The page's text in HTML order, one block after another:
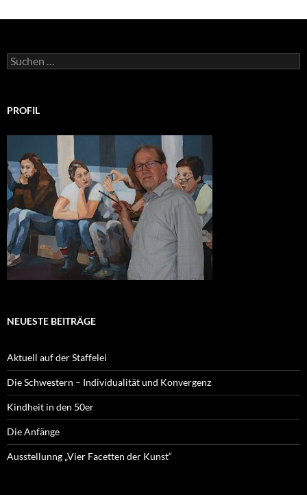
Suchen
nach:
PROFIL
NEUESTE BEITRÄGE
Aktuell auf der Staffelei
Die Schwestern – Individualität und Konvergenz
Kindheit in den 50er
Die Anfänge
Ausstellunng „Vier Facetten der Kunst“